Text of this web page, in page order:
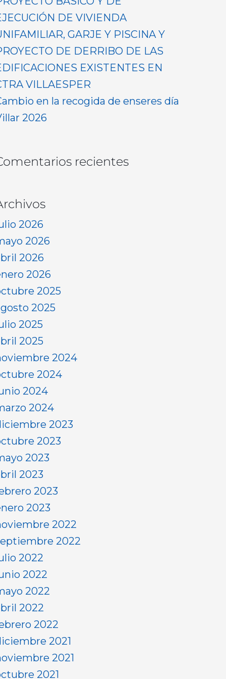
DE VIVIENDA
GARJE Y PISCINA Y
DE DERRIBO DE LAS
EXISTENTES EN
VILLAESPER
en la recogida de enseres día
2026
recientes
2026
2026
2026
2026
2025
2025
2025
2025
2024
2024
2024
2024
2023
2023
2023
2023
2023
2023
2022
2022
2022
2022
2022
2022
2022
2021
2021
2021